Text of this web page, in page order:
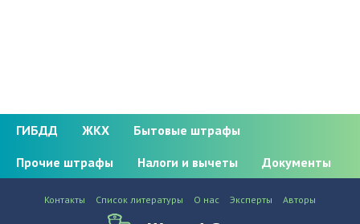
ГИБДД ЖКХ
Бытовые штрафы
Прочие штрафы
Налоги и вычеты Документы
Контакты Список литературы О нас Эксперты Авторы